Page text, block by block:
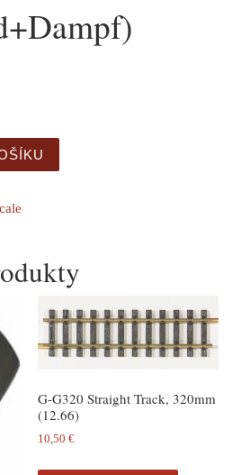
Mogul D&RGW (inkl.
G-G320 Straight Track, 320mm
(12.66)
10,50€